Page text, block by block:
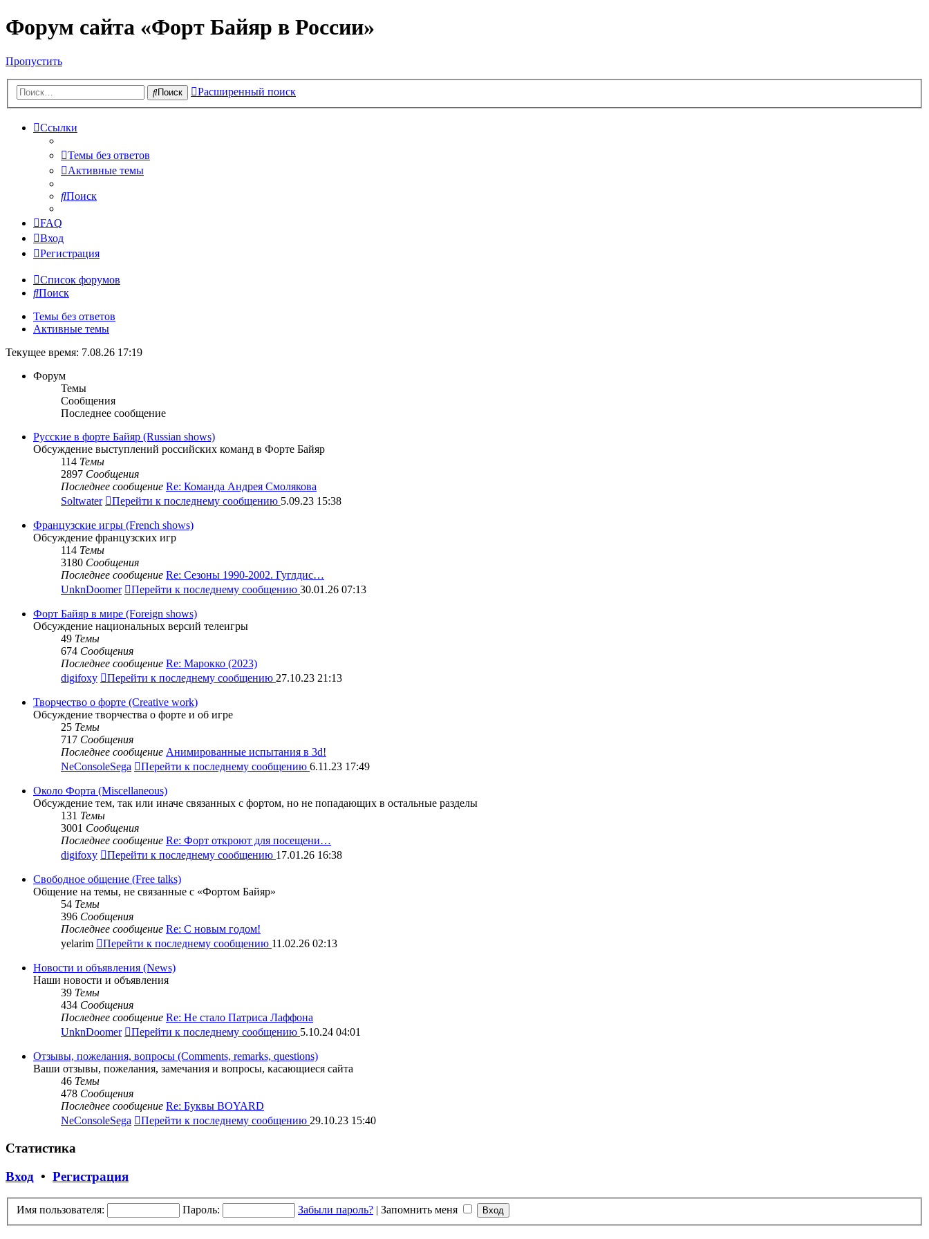
Форум сайта «Форт Байяр в России»
Пропустить
Поиск Расширенный поиск
Ссылки
Темы без ответов
Активные темы
Поиск
FAQ
Вход
Регистрация
Список форумов
Поиск
Темы без ответов
Активные темы
Текущее время: 7.08.26 17:19
Форум
Темы
Сообщения
Последнее сообщение
Русские в форте Байяр (Russian shows)
Обсуждение выступлений российских команд в Форте Байяр
114 Темы
2897 Сообщения
Последнее сообщение Re: Команда Андрея Смолякова
Soltwater
Перейти к последнему сообщению 5.09.23 15:38
Французские игры (French shows)
Обсуждение французских игр
114 Темы
3180 Сообщения
Последнее сообщение Re: Сезоны 1990-2002. Гуглдис…
UnknDoomer
Перейти к последнему сообщению 30.01.26 07:13
Форт Байяр в мире (Foreign shows)
Обсуждение национальных версий телеигры
49 Темы
674 Сообщения
Последнее сообщение Re: Марокко (2023)
digifoxy
Перейти к последнему сообщению 27.10.23 21:13
Творчество о форте (Creative work)
Обсуждение творчества о форте и об игре
25 Темы
717 Сообщения
Последнее сообщение Анимированные испытания в 3d!
NeConsoleSega
Перейти к последнему сообщению 6.11.23 17:49
Около Форта (Miscellaneous)
Обсуждение тем, так или иначе связанных с фортом, но не попадающих в остальные разделы
131 Темы
3001 Сообщения
Последнее сообщение Re: Форт откроют для посещени…
digifoxy
Перейти к последнему сообщению 17.01.26 16:38
Свободное общение (Free talks)
Общение на темы, не связанные с «Фортом Байяр»
54 Темы
396 Сообщения
Последнее сообщение Re: С новым годом!
yelarim
Перейти к последнему сообщению 11.02.26 02:13
Новости и объявления (News)
Наши новости и объявления
39 Темы
434 Сообщения
Последнее сообщение Re: Не стало Патриса Лаффона
UnknDoomer
Перейти к последнему сообщению 5.10.24 04:01
Отзывы, пожелания, вопросы (Comments, remarks, questions)
Ваши отзывы, пожелания, замечания и вопросы, касающиеся сайта
46 Темы
478 Сообщения
Последнее сообщение Re: Буквы BOYARD
NeConsoleSega
Перейти к последнему сообщению 29.10.23 15:40
Статистика
Вход • Регистрация
Имя пользователя: Пароль: Забыли пароль? | Запомнить меня